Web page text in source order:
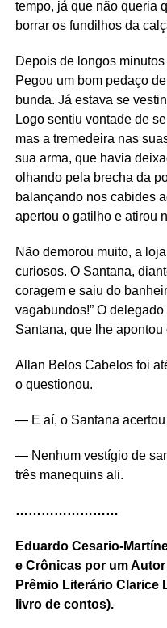
tempo, já que não queria
borrar os fundilhos da
Depois de longos
Pegou um bom pedaço
bunda. Já estava se
Logo sentiu vontade de
mas a tremedeira nas
sua arma, que havia
olhando pela brecha da
balançando nos cabides
apertou o gatilho e atirou
Não demorou muito, a
curiosos. O Santana,
coragem e saiu do
vagabundos!” O
Santana, que lhe
Allan Belos Cabelos foi
o questionou.
— E aí, o Santana
— Nenhum vestígio de
três manequins ali.
……………………
Eduardo Cesario-
e Crônicas por um Autor
Prêmio Literário Clarice
livro de contos).